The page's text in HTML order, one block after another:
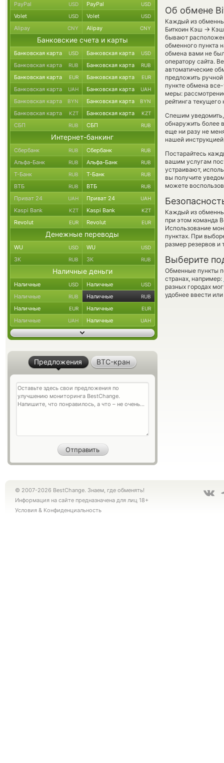
Об обмене
Каждый из
Биткоин Кэш → Кэш
бывают
обменного пункта
обмена вами не
оператору сайта.
автоматические
предложить
пункте обмена
меры:
рейтинга текущего
Спешим
обнаружить более
еще ни разу не
нашей
Постарайтесь
вашим услугам
устраивают,
вы получите
можете
Каждый из
при этом команда
Использование
пунктах. При
размер резервов и
Выберите
Обменные пункты
странах, например:
разных городах
удобнее ввести
PayPal USD PayPal USD
Volet USD Volet USD
Alipay CNY Alipay CNY
Банковские счета и карты
Банковская карта USD Банковская карта USD
Банковская карта RUB Банковская карта RUB
Банковская карта EUR Банковская карта EUR
Банковская карта UAH Банковская карта UAH
Банковская карта BYN Банковская карта BYN
Банковская карта KZT Банковская карта KZT
СБП RUB СБП RUB
Интернет-банкинг
Сбербанк RUB Сбербанк RUB
Альфа-Банк RUB Альфа-Банк RUB
Т-Банк RUB Т-Банк RUB
ВТБ RUB ВТБ RUB
Приват 24 UAH Приват 24 UAH
Kaspi Bank KZT Kaspi Bank KZT
Revolut EUR Revolut EUR
Денежные переводы
WU USD WU USD
ЗК RUB ЗК RUB
Наличные деньги
Наличные USD Наличные USD
Наличные RUB Наличные RUB
Наличные EUR Наличные EUR
Наличные UAH Наличные UAH
Предложения BTC-кран
© 2007-2026 BestChange. Знаем, где обменять!
Информация на сайте предназначена для лиц 18+
Условия & Конфиденциальность